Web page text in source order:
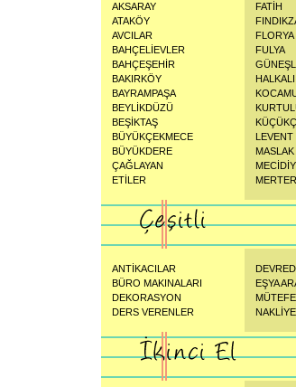
AKSARAY
ATAKÖY
AVCILAR
BAHÇELİEVLER
BAHÇEŞEHİR
BAKIRKÖY
BAYRAMPAŞA
BEYLİKDÜZÜ
BEŞİKTAŞ
BÜYÜKÇEKMECE
BÜYÜKDERE
ÇAĞLAYAN
ETİLER
FATİH
FLORYA
FULYA
HALKALI
LEVENT
MASLAK
MERTER
ANTİKACILAR
BÜRO MAKINALARI
DEKORASYON
DERS VERENLER
EŞYA